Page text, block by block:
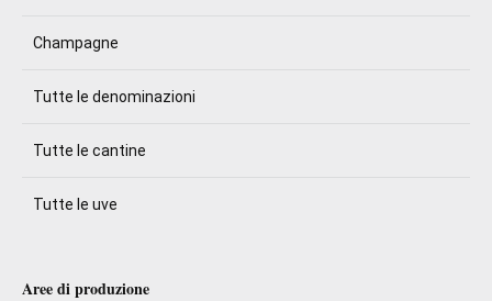
Champagne
Tutte le denominazioni
Tutte le cantine
Tutte le uve
Aree di produzione